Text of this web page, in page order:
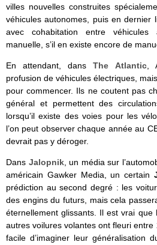
villes nouvelles construites
véhicules autonomes, puis en dernier
avec cohabitation entre
manuelle, s’il en existe encore de
En attendant, dansThe Atlantic,
profusion de véhicules électriques,
pour commencer. Ils ne coutent pas
général et permettent des
lorsqu’il existe des voies pour les
l’on peut observer chaque année au
devrait pas y déroger.
Dans Jalopnik, un média sur
américain Gawker Media, un certain
prédiction au second degré : les
des engins du futurs, mais cela
éternellement glissants. Il est vrai
autres voilures volantes ont fleuri entre
facile d’imaginer leur généralisation